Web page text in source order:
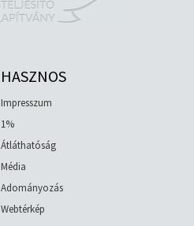
HASZNOS
Impresszum
1%
Átláthatóság
Média
Adományozás
Webtérkép